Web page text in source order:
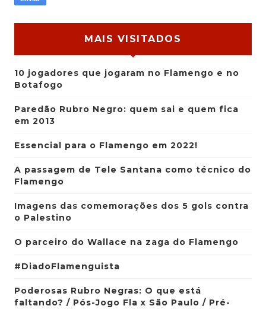
MAIS VISITADOS
10 jogadores que jogaram no Flamengo e no
Botafogo
Paredão Rubro Negro: quem sai e quem fica
em 2013
Essencial para o Flamengo em 2022!
A passagem de Tele Santana como técnico do
Flamengo
Imagens das comemorações dos 5 gols contra
o Palestino
O parceiro do Wallace na zaga do Flamengo
#DiadoFlamenguista
Poderosas Rubro Negras: O que está
faltando? / Pós-Jogo Fla x São Paulo / Pré-